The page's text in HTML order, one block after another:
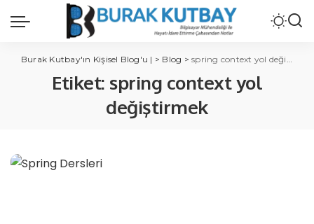
Burak Kutbay'ın Kişisel Blog'u | > Blog >spring context yol değiştirmek
Etiket: spring context yol
değiştirmek